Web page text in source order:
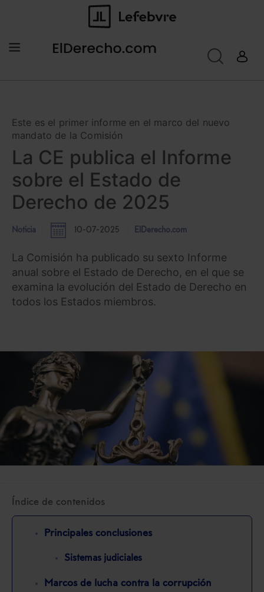
Este es el primer informe en el marco del nuevo
mandato de la Comisión
La CE publica el Informe
sobre el Estado de
Derecho de 2025
Noticia 10-07-2025 ElDerecho.com
La Comisión ha publicado su sexto Informe
anual sobre el Estado de Derecho, en el que se
examina la evolución del Estado de Derecho en
todos los Estados miembros.
Índice de contenidos
Principales conclusiones
Sistemas judiciales
Marcos de lucha contra la corrupción